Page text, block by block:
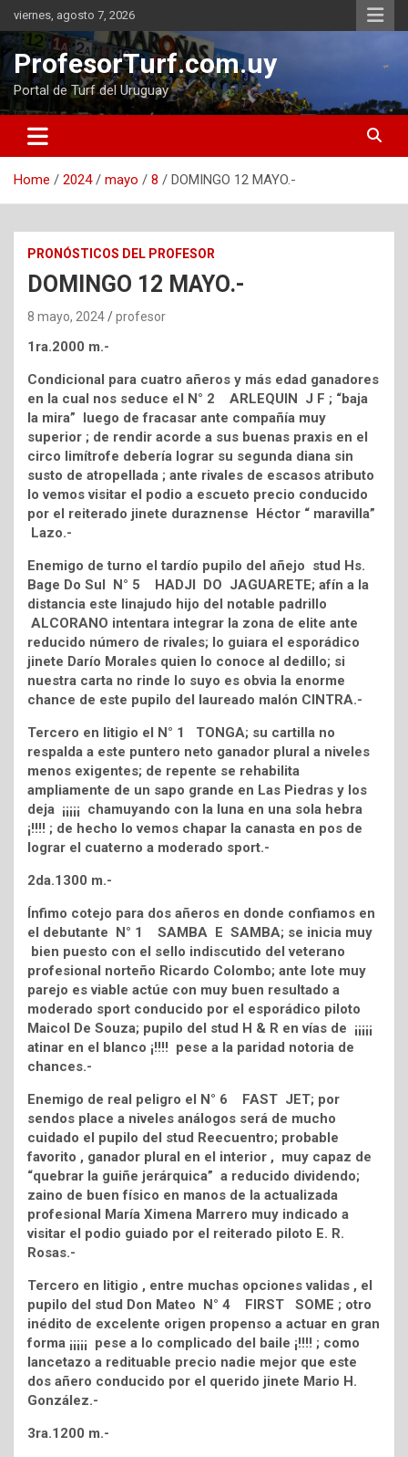
Skip
to
content
viernes, agosto 7, 2026
ProfesorTurf.com.uy
Portal de Turf del Uruguay
Home 2024 mayo 8 DOMINGO 12 MAYO.-
PRONÓSTICOS DEL PROFESOR
DOMINGO 12 MAYO.-
8 mayo, 2024 profesor
1ra.2000 m.-
Condicional para cuatro añeros y más edad ganadores
en la cual nos seduce el N° 2 ARLEQUIN J F ; “baja
la mira” luego de fracasar ante compañía muy
superior ; de rendir acorde a sus buenas praxis en el
circo limítrofe debería lograr su segunda diana sin
susto de atropellada ; ante rivales de escasos atributo
lo vemos visitar el podio a escueto precio conducido
por el reiterado jinete duraznense Héctor “ maravilla”
Lazo.-
Enemigo de turno el tardío pupilo del añejo stud Hs.
Bage Do Sul N° 5 HADJI DO JAGUARETE; afín a la
distancia este linajudo hijo del notable padrillo
ALCORANO intentara integrar la zona de elite ante
reducido número de rivales; lo guiara el esporádico
jinete Darío Morales quien lo conoce al dedillo; si
nuestra carta no rinde lo suyo es obvia la enorme
chance de este pupilo del laureado malón CINTRA.-
Tercero en litigio el N° 1 TONGA; su cartilla no
respalda a este puntero neto ganador plural a niveles
menos exigentes; de repente se rehabilita
ampliamente de un sapo grande en Las Piedras y los
deja ¡¡¡¡¡ chamuyando con la luna en una sola hebra
¡!!!! ; de hecho lo vemos chapar la canasta en pos de
lograr el cuaterno a moderado sport.-
2da.1300 m.-
Ínfimo cotejo para dos añeros en donde confiamos en
el debutante N° 1 SAMBA E SAMBA; se inicia muy
bien puesto con el sello indiscutido del veterano
profesional norteño Ricardo Colombo; ante lote muy
parejo es viable actúe con muy buen resultado a
moderado sport conducido por el esporádico piloto
Maicol De Souza; pupilo del stud H & R en vías de ¡¡¡¡¡
atinar en el blanco ¡!!!! pese a la paridad notoria de
chances.-
Enemigo de real peligro el N° 6 FAST JET; por
sendos place a niveles análogos será de mucho
cuidado el pupilo del stud Reecuentro; probable
favorito , ganador plural en el interior , muy capaz de
“quebrar la guiñe jerárquica” a reducido dividendo;
zaino de buen físico en manos de la actualizada
profesional María Ximena Marrero muy indicado a
visitar el podio guiado por el reiterado piloto E. R.
Rosas.-
Tercero en litigio , entre muchas opciones validas , el
pupilo del stud Don Mateo N° 4 FIRST SOME ; otro
inédito de excelente origen propenso a actuar en gran
forma ¡¡¡¡¡ pese a lo complicado del baile ¡!!!! ; como
lancetazo a redituable precio nadie mejor que este
dos añero conducido por el querido jinete Mario H.
González.-
3ra.1200 m.-